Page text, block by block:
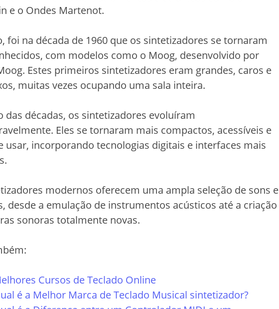
e o Ondes Martenot.
foi na década de 1960 que os sintetizadores se tornaram
com modelos como o Moog, desenvolvido por
Estes primeiros sintetizadores eram grandes, caros e
muitas vezes ocupando uma sala inteira.
das décadas, os sintetizadores evoluíram
Eles se tornaram mais compactos, acessíveis e
usar, incorporando tecnologias digitais e interfaces mais
modernos oferecem uma ampla seleção de sons e
desde a emulação de instrumentos acústicos até a criação
sonoras totalmente novas.
Cursos de Teclado Online
é a Melhor Marca de Teclado Musical sintetizador?